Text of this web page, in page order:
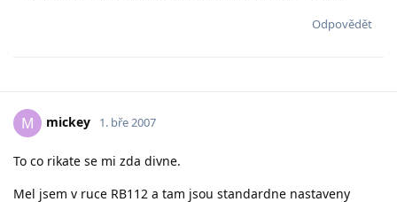
Odpovědět
M mickey 1. bře 2007
To co rikate se mi zda divne.
Mel jsem v ruce RB112 a tam jsou standardne nastaveny